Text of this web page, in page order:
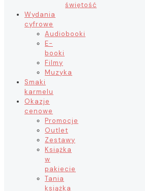
świętość
Wydania
cyfrowe
Audiobooki
E-
booki
Filmy
Muzyka
Smaki
karmelu
Okazje
cenowe
Promocje
Outlet
Zestawy
Książka
w
pakiecie
Tania
książka